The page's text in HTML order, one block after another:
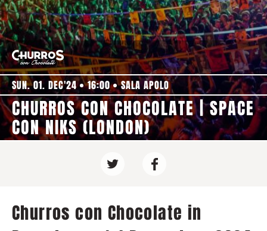
SUN. 01. DEC'24 16:00 SALA APOLO
CHURROS CON CHOCOLATE | SPACE
CON NIKS (LONDON)
Churros con Chocolate in